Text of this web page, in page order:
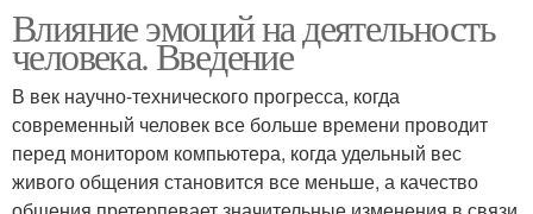
Влияние эмоций на деятельность
человека. Введение
В век научно-технического прогресса, когда
современный человек все больше времени проводит
перед монитором компьютера, когда удельный вес
живого общения становится все меньше, а качество